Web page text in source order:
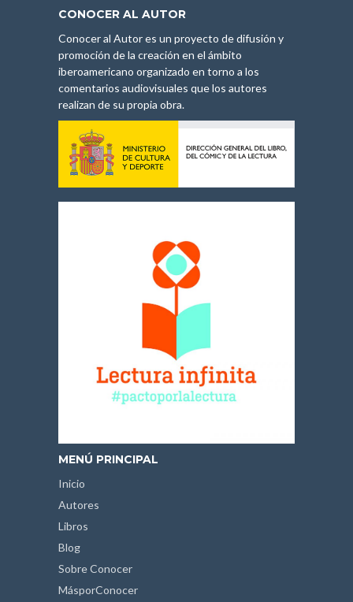
CONOCER AL AUTOR
Conocer al Autor es un proyecto de difusión y
promoción de la creación en el ámbito
iberoamericano organizado en torno a los
comentarios audiovisuales que los autores
realizan de su propia obra.
MENÚ PRINCIPAL
Inicio
Autores
Libros
Blog
Sobre Conocer
MásporConocer